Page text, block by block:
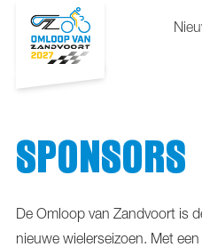
SPONSORS
De Omloop van Zandvoort is
nieuwe wielerseizoen. Met